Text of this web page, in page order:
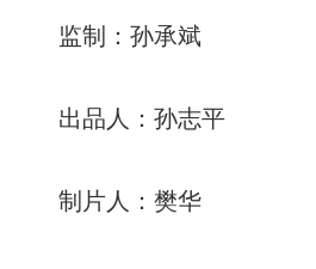
监制：孙承斌
出品人：孙志平
制片人：樊华